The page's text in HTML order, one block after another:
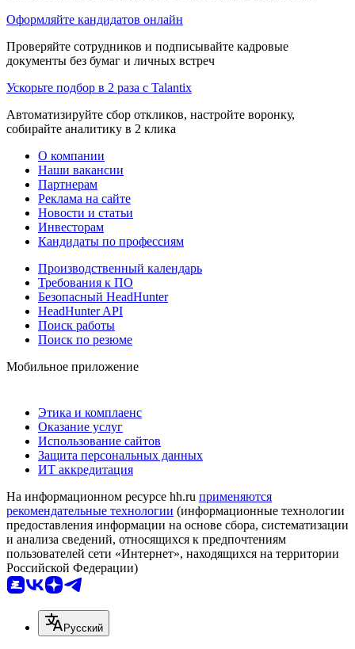
Оформляйте кандидатов онлайн
Проверяйте сотрудников и подписывайте кадровые
документы без бумаг и личных встреч
Ускорьте подбор в 2 раза с Talantix
Автоматизируйте сбор откликов, настройте воронку,
собирайте аналитику в 2 клика
О компании
Наши вакансии
Партнерам
Реклама на сайте
Новости и статьи
Инвесторам
Кандидаты по профессиям
Производственный календарь
Требования к ПО
Безопасный HeadHunter
HeadHunter API
Поиск работы
Поиск по резюме
Мобильное приложение
Этика и комплаенс
Оказание услуг
Использование сайтов
Защита персональных данных
ИТ аккредитация
На информационном ресурсе hh.ru применяются
рекомендательные технологии (информационные технологии
предоставления информации на основе сбора, систематизации
и анализа сведений, относящихся к предпочтениям
пользователей сети «Интернет», находящихся на территории
Российской Федерации)
Русский